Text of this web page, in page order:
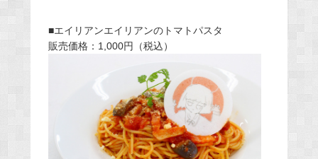
■エイリアンエイリアンのトマトパスタ
販売価格：1,000円（税込）